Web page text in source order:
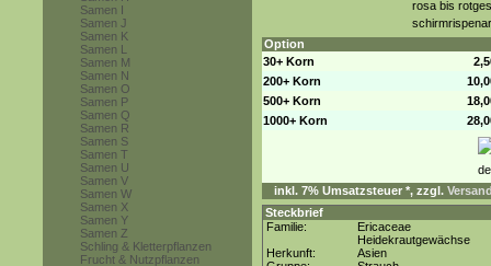
Samen I
Samen J
Samen K
Samen L
Samen M
Samen N
Samen O
Samen P
Samen Q
Samen R
Samen S
Samen T
Samen U
Samen V
Samen W
Samen X
Samen Y
Samen Z
Schling & Kletterpflanzen
Frucht & Nutzpflanzen
rosa bis
Option
30+ Korn
200+ Korn
500+ Korn
1000+ Korn
inkl. 7% Umsatzsteuer *, zzgl.
Steckbrief
Familie:
Ericaceae
Heidekrautgewächse
Herkunft:
Asien